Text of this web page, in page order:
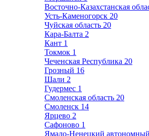
Восточно-Казахстанская
Усть-Каменогорск 20
Чуйская область 20
Кара-Балта 2
Кант 1
Токмок 1
Чеченская Республика 20
Грозный 16
Шали 2
Гудермес 1
Смоленская область 20
Смоленск 14
Ярцево 2
Сафоново 1
Ямало-Ненецкий